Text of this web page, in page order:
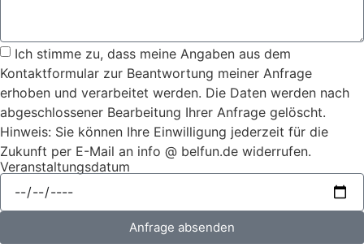
Ich stimme zu, dass meine Angaben aus dem
Kontaktformular zur Beantwortung meiner Anfrage
erhoben und verarbeitet werden. Die Daten werden nach
abgeschlossener Bearbeitung Ihrer Anfrage gelöscht.
Hinweis: Sie können Ihre Einwilligung jederzeit für die
Zukunft per E-Mail an info @ belfun.de widerrufen.
Veranstaltungsdatum
Anfrage absenden